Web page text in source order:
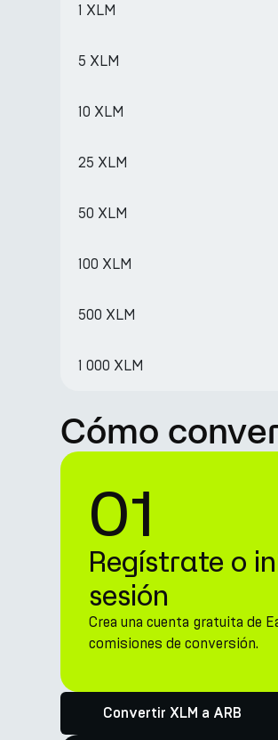
1 XLM
5 XLM
10 XLM
25 XLM
50 XLM
100 XLM
500 XLM
1 000 XLM
Cómo
01
Regístrate o
sesión
Crea una cuenta gratuita de
comisiones de conversión.
Convertir XLM a ARB